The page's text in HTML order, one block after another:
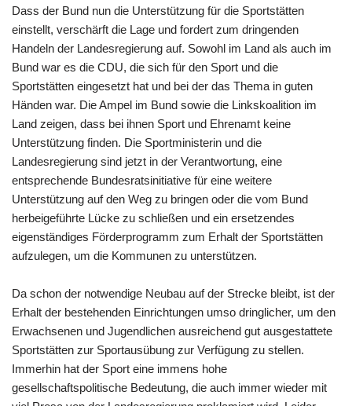
Dass der Bund nun die Unterstützung für die Sportstätten
einstellt, verschärft die Lage und fordert zum dringenden
Handeln der Landesregierung auf. Sowohl im Land als auch im
Bund war es die CDU, die sich für den Sport und die
Sportstätten eingesetzt hat und bei der das Thema in guten
Händen war. Die Ampel im Bund sowie die Linkskoalition im
Land zeigen, dass bei ihnen Sport und Ehrenamt keine
Unterstützung finden. Die Sportministerin und die
Landesregierung sind jetzt in der Verantwortung, eine
entsprechende Bundesratsinitiative für eine weitere
Unterstützung auf den Weg zu bringen oder die vom Bund
herbeigeführte Lücke zu schließen und ein ersetzendes
eigenständiges Förderprogramm zum Erhalt der Sportstätten
aufzulegen, um die Kommunen zu unterstützen.
Da schon der notwendige Neubau auf der Strecke bleibt, ist der
Erhalt der bestehenden Einrichtungen umso dringlicher, um den
Erwachsenen und Jugendlichen ausreichend gut ausgestattete
Sportstätten zur Sportausübung zur Verfügung zu stellen.
Immerhin hat der Sport eine immens hohe
gesellschaftspolitische Bedeutung, die auch immer wieder mit